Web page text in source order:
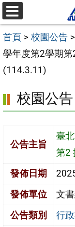
跳
至
主
要
內
區
選
單
首頁 > 校園公告 >
學年度第2學期
(114.3.11)
校園公告
公告主旨
臺
第2
發佈日期
發佈單位
文
公告類別
行